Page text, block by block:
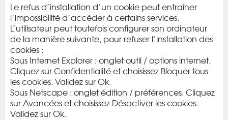
Le refus d’installation d’un cookie peut entraîner
l’impossibilité d’accéder à certains services.
L’utilisateur peut toutefois configurer son ordinateur
de la manière suivante, pour refuser l’installation des
cookies :
Sous Internet Explorer : onglet outil / options internet.
Cliquez sur Confidentialité et choisissez Bloquer tous
les cookies. Validez sur Ok.
Sous Netscape : onglet édition / préférences. Cliquez
sur Avancées et choisissez Désactiver les cookies.
Validez sur Ok.